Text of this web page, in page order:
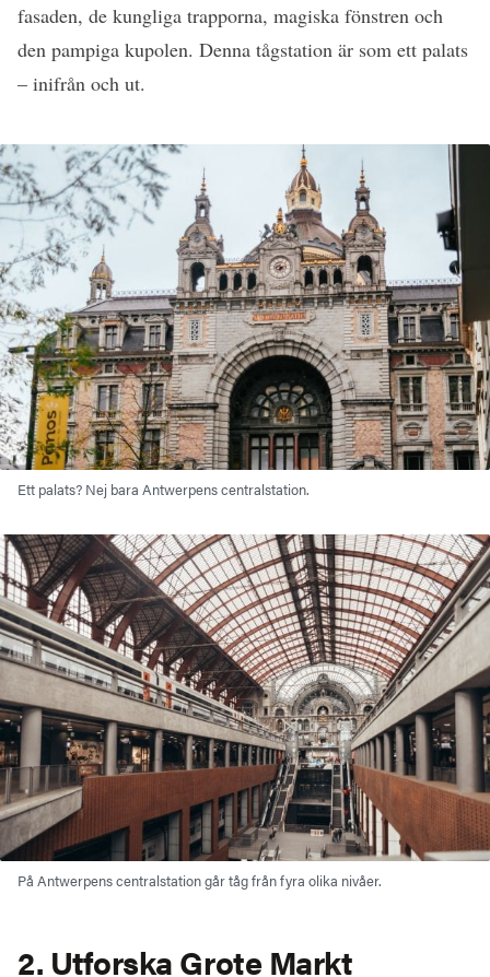
fasaden, de kungliga trapporna, magiska fönstren och
den pampiga kupolen. Denna tågstation är som ett palats
– inifrån och ut.
Ett palats? Nej bara Antwerpens centralstation.
På Antwerpens centralstation går tåg från fyra olika nivåer.
2. Utforska Grote Markt